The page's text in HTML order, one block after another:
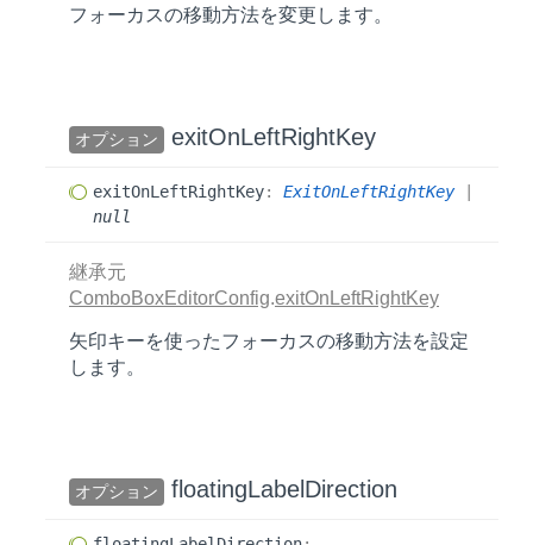
フォーカスの移動方法を変更します。
オプション exitOnLeftRightKey
exitOnLeftRightKey: ExitOnLeftRightKey|
null
継承元
ComboBoxEditorConfig.exitOnLeftRightKey
矢印キーを使ったフォーカスの移動方法を設定
します。
オプション floatingLabel Direction